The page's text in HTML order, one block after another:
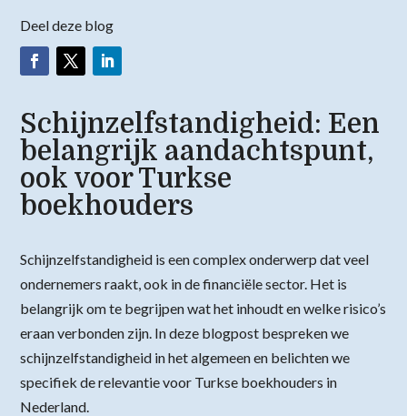
Schijnzelfstandigheid: Een
belangrijk aandachtspunt,
ook voor Turkse
boekhouders
Schijnzelfstandigheid is een complex onderwerp dat veel
ondernemers raakt, ook in de financiële sector. Het is
belangrijk om te begrijpen wat het inhoudt en welke risico’s
eraan verbonden zijn. In deze blogpost bespreken we
schijnzelfstandigheid in het algemeen en belichten we
specifiek de relevantie voor Turkse boekhouders in
Nederland.
Deel deze blog